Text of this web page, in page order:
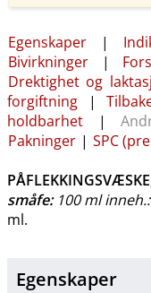
Egenskaper |
Bivirkninger |
Drektighet og
forgiftning |
holdbarhet |
Pakninger | SPC
småfe: 100 ml inneh.:
ml.
Egenskaper